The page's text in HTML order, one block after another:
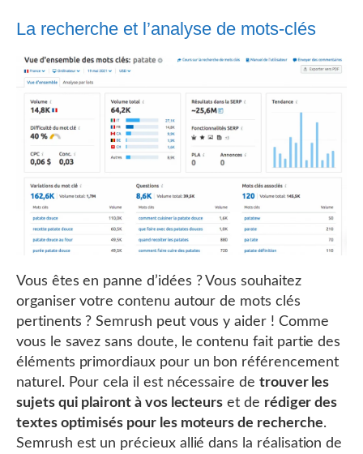
La recherche et l’analyse de mots-clés
Vous êtes en panne d’idées ? Vous souhaitez
organiser votre contenu autour de mots clés
pertinents ? Semrush peut vous y aider ! Comme
vous le savez sans doute, le contenu fait partie des
éléments primordiaux pour un bon référencement
naturel. Pour cela il est nécessaire de trouver les
sujets qui plairont à vos lecteurs et de rédiger des
textes optimisés pour les moteurs de recherche.
Semrush est un précieux allié dans la réalisation de